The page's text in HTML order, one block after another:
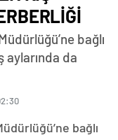
bağlı
aylarında da
bağlı